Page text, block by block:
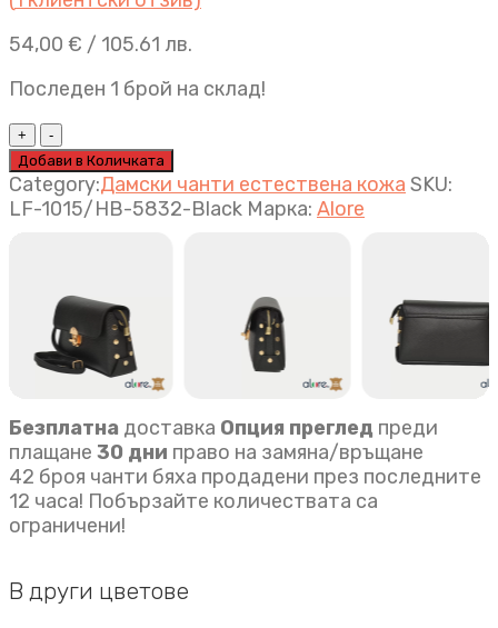
54,00 € / 105.61 лв.
Последен 1 брой на склад!
Луксозна
италианска
дамска
чанта
Добави в Количката
Category:Дамски чанти естествена кожа SKU:
LF-1015/HB-5832-Black Марка: Alore
Безплатна доставка Опция преглед преди
плащане 30 дни право на замяна/връщане
42 броя чанти бяха продадени през последните
12 часа! Побързайте количествата са
ограничени!
В други цветове